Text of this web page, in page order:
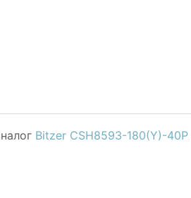
Bitzer CSH8593-180(Y)-40P